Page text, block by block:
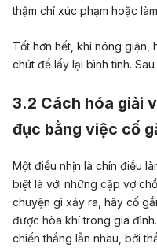
thậm chí xúc phạm hoặc
Tốt hơn hết, khi nóng giận,
chút để lấy lại bình tĩnh.
3.2 Cách hóa giải
đục bằng việc cố
Một điều nhịn là chín điều
biệt là với những cặp vợ
chuyện gì xảy ra, hãy cố
được hòa khí trong gia
chiến thắng lẫn nhau, bởi